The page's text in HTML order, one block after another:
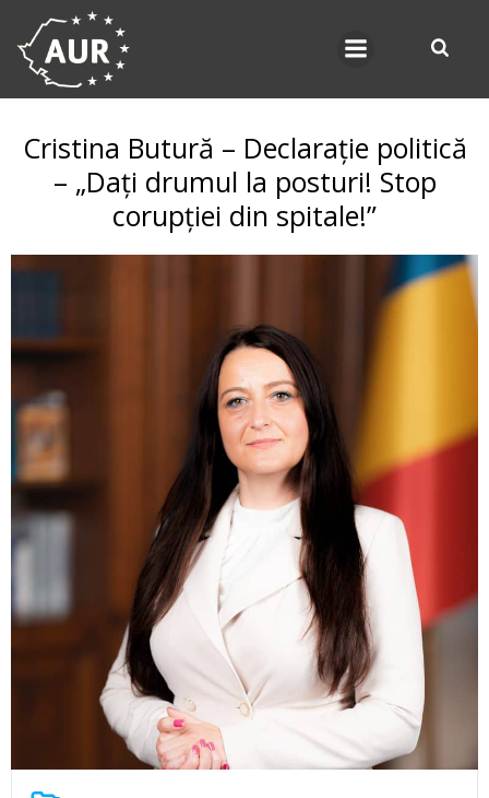
Cristina Butură – Declarație politică
– „Dați drumul la posturi! Stop
corupției din spitale!”